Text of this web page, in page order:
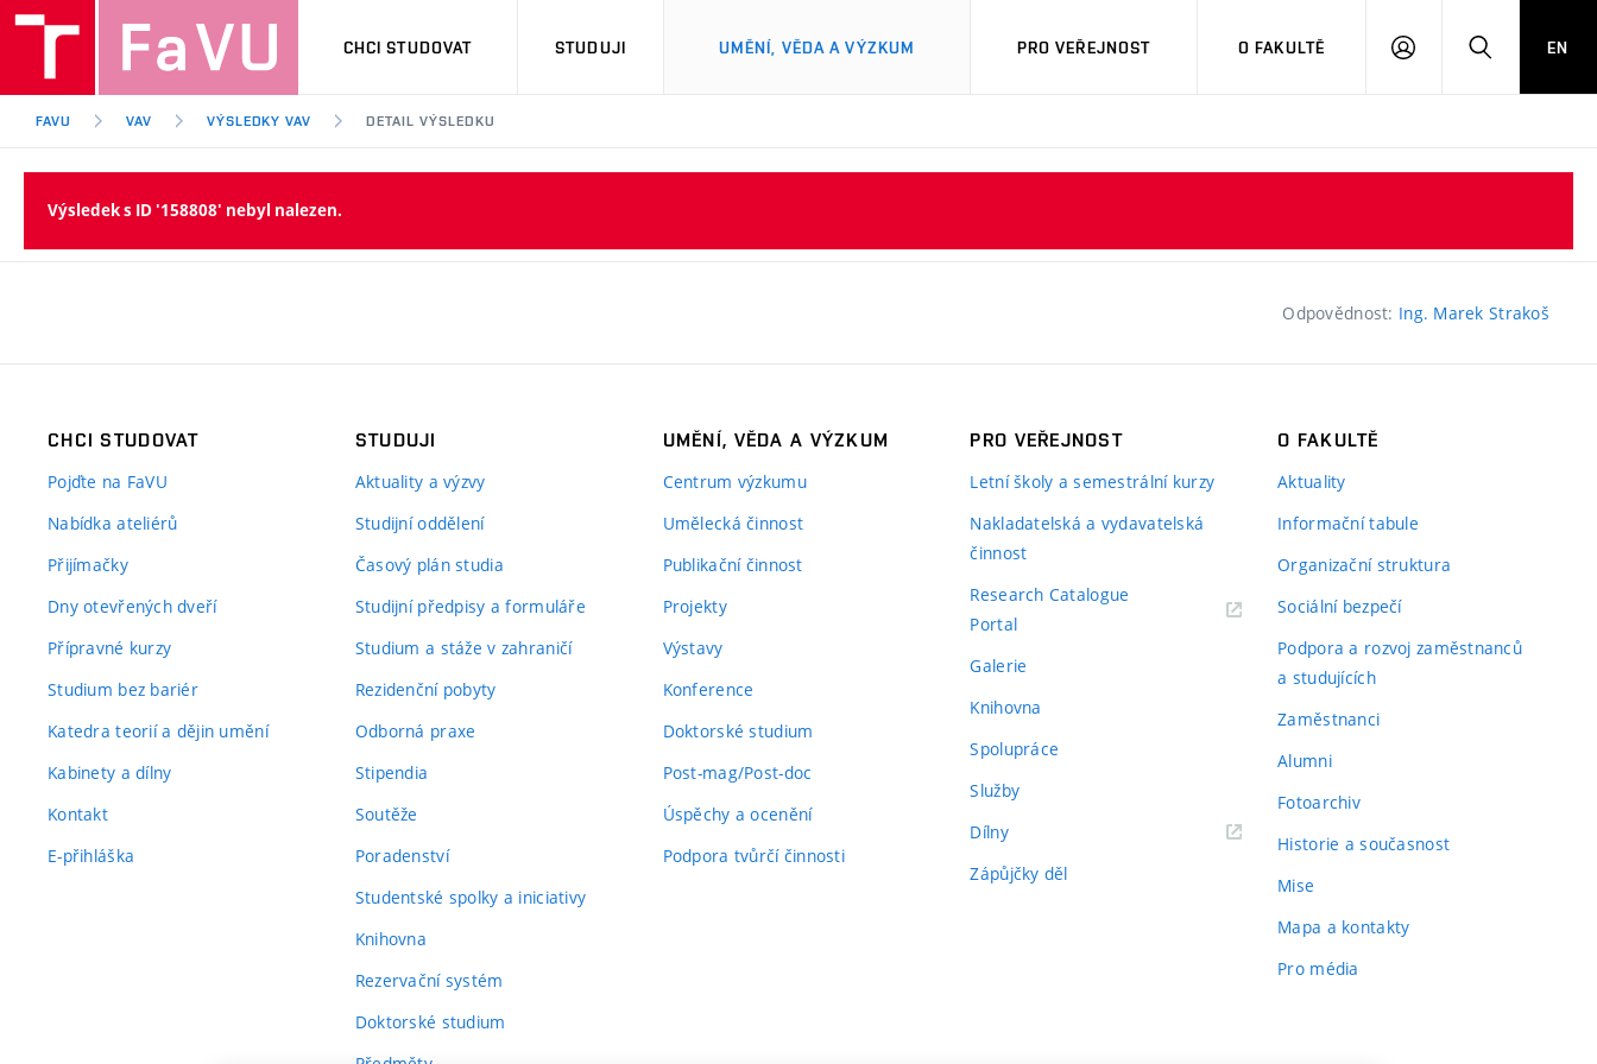
CHCI STUDOVAT STUDUJI UMĚNÍ, VĚDA A VÝZKUM PRO VEŘEJNOST O FAKULTĚ
PŘIHLÁSITHLEDAT
EN
FAVU VAV VÝSLEDKY VAV DETAIL VÝSLEDKU
Výsledek s ID '158808' nebyl nalezen.
Odpovědnost: Ing. Marek Strakoš
CHCI STUDOVAT
Pojďte na FaVU
Nabídka ateliérů
Přijímačky
Dny otevřených dveří
Přípravné kurzy
Studium bez bariér
Katedra teorií a dějin umění
Kabinety a dílny
Kontakt
E-přihláška
STUDUJI
Aktuality a výzvy
Studijní oddělení
Časový plán studia
Studijní předpisy a formuláře
Studium a stáže v zahraničí
Rezidenční pobyty
Odborná praxe
Stipendia
Soutěže
Poradenství
Studentské spolky a iniciativy
Knihovna
Rezervační systém
Doktorské studium
UMĚNÍ, VĚDA A VÝZKUM
Centrum výzkumu
Umělecká činnost
Publikační činnost
Projekty
Výstavy
Konference
Doktorské studium
Post-mag/Post-doc
Úspěchy a ocenění
Podpora tvůrčí činnosti
PRO VEŘEJNOST
Letní školy a semestrální kurzy
Nakladatelská a vydavatelská
činnost
Research Catalogue
Portal
Galerie
Knihovna
Spolupráce
Služby
Dílny
Zápůjčky děl
O FAKULTĚ
Aktuality
Informační tabule
Organizační struktura
Sociální bezpečí
Podpora a rozvoj zaměstnanců
a studujících
Zaměstnanci
Alumni
Fotoarchiv
Historie a současnost
Mise
Mapa a kontakty
Pro média